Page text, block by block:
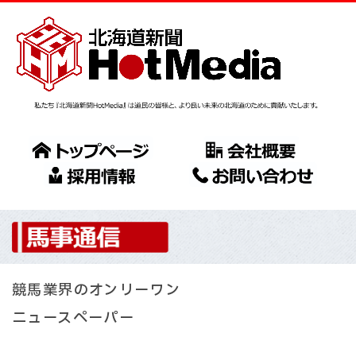
競馬業界のオンリーワン
ニュースペーパー